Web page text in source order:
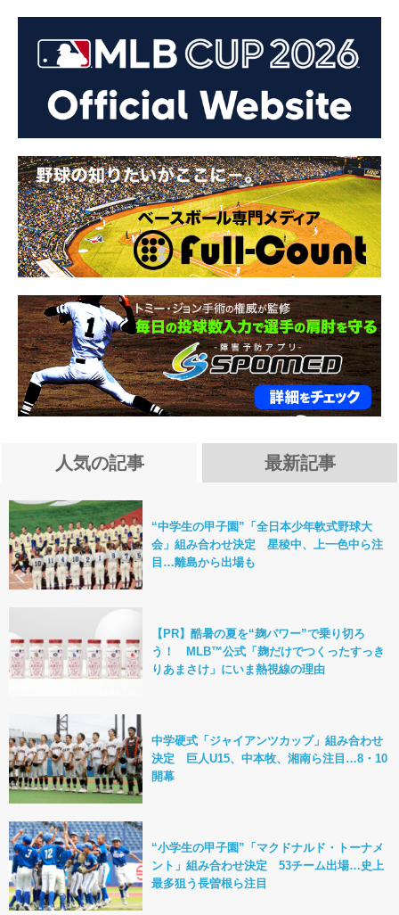
人気の記事 最新記事
“中学生の甲子園”「全日本少年軟式野球大
会」組み合わせ決定 星稜中、上一色中ら注
目…離島から出場も
【PR】酷暑の夏を“麹パワー”で乗り切ろ
う！ MLB™公式「麹だけでつくったすっき
りあまさけ」にいま熱視線の理由
中学硬式「ジャイアンツカップ」組み合わせ
決定 巨人U15、中本牧、湘南ら注目…8・10
開幕
“小学生の甲子園”「マクドナルド・トーナメ
ント」組み合わせ決定 53チーム出場…史上
最多狙う長曽根ら注目